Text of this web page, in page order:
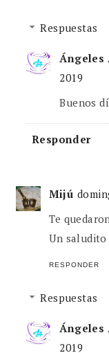
Respuestas
Ángeles
2019
Buenos
Responder
Mijú
Te
Un saludito
RESPONDER
Respuestas
Ángeles
2019